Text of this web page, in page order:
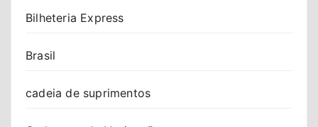
Bilheteria Express
Brasil
cadeia de suprimentos